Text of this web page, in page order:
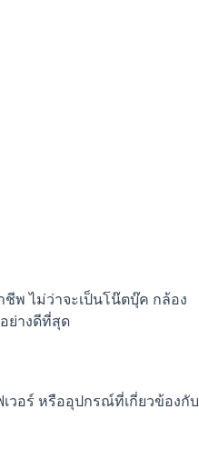
พ ไม่ว่าจะเป็นโน๊ตบุ๊ค กล้อง
ย่างดีที่สุด
วอร์ หรืออุปกรณ์ที่เกี่ยวข้องกับ